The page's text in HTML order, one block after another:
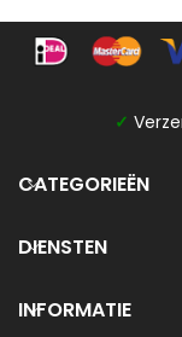
✓
CATEGORIEËN
DIENSTEN
INFORMATIE